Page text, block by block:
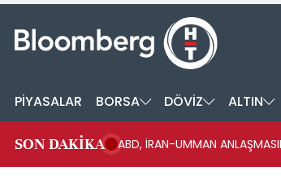
PİYASALAR BORSA DÖVİZ ALTIN
SON DAKİKA ABD, İRAN-UMMAN